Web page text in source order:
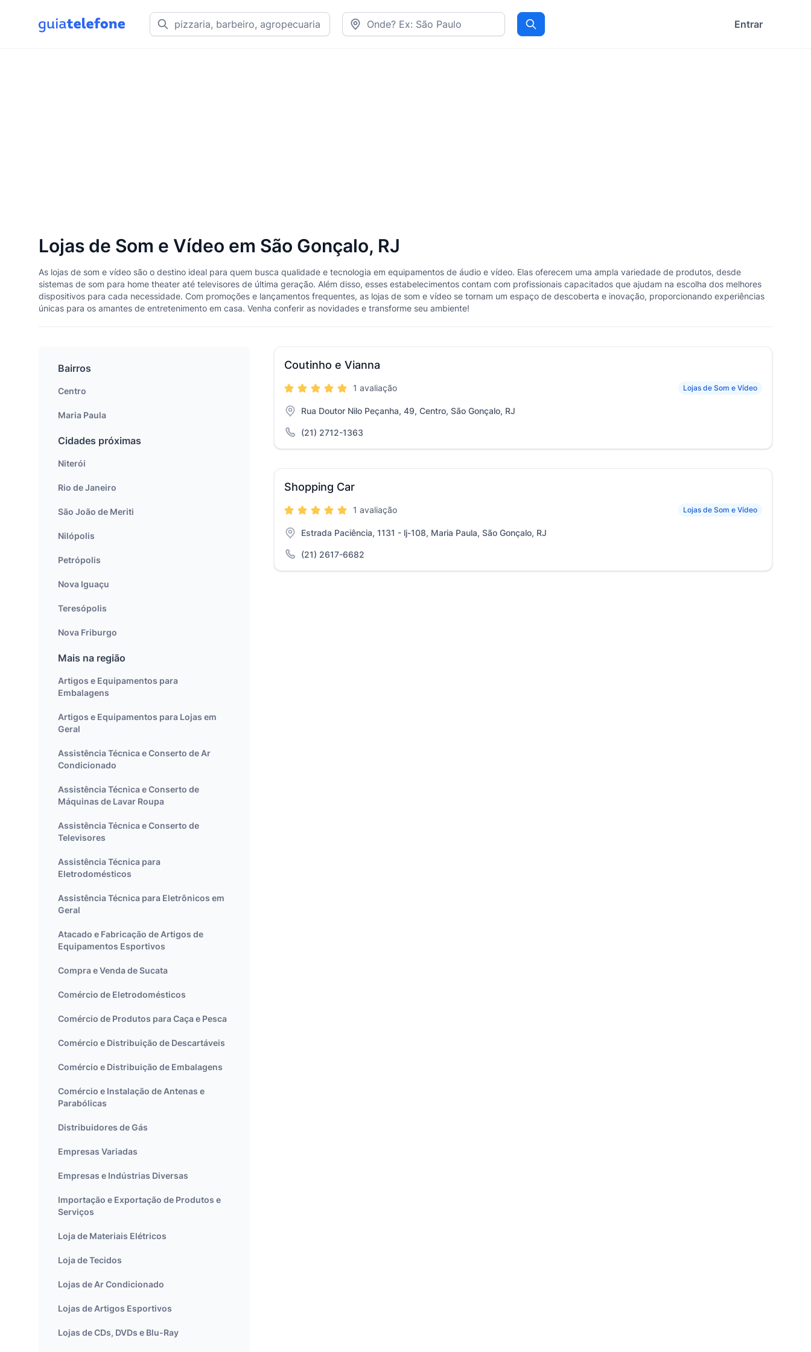
Procurar Entrar
Lojas de Som e Vídeo em São Gonçalo, RJ
As lojas de som e vídeo são o destino ideal para quem busca qualidade e tecnologia em equipamentos de áudio e vídeo. Elas oferecem uma ampla variedade de produtos, desde
sistemas de som para home theater até televisores de última geração. Além disso, esses estabelecimentos contam com profissionais capacitados que ajudam na escolha dos melhores
dispositivos para cada necessidade. Com promoções e lançamentos frequentes, as lojas de som e vídeo se tornam um espaço de descoberta e inovação, proporcionando experiências
únicas para os amantes de entretenimento em casa. Venha conferir as novidades e transforme seu ambiente!
Coutinho e Vianna
Lojas de Som e Vídeo
1 avaliação
Rua Doutor Nilo Peçanha, 49, Centro, São Gonçalo, RJ
(21) 2712-1363
Shopping Car
Lojas de Som e Vídeo
1 avaliação
Estrada Paciência, 1131 - lj-108, Maria Paula, São Gonçalo, RJ
(21) 2617-6682
Bairros
Centro
Maria Paula
Cidades próximas
Niterói
Rio de Janeiro
São João de Meriti
Nilópolis
Petrópolis
Nova Iguaçu
Teresópolis
Nova Friburgo
Mais na região
Artigos e Equipamentos para
Embalagens
Artigos e Equipamentos para Lojas em
Geral
Assistência Técnica e Conserto de Ar
Condicionado
Assistência Técnica e Conserto de
Máquinas de Lavar Roupa
Assistência Técnica e Conserto de
Televisores
Assistência Técnica para
Eletrodomésticos
Assistência Técnica para Eletrônicos em
Geral
Atacado e Fabricação de Artigos de
Equipamentos Esportivos
Compra e Venda de Sucata
Comércio de Eletrodomésticos
Comércio de Produtos para Caça e Pesca
Comércio e Distribuição de Descartáveis
Comércio e Distribuição de Embalagens
Comércio e Instalação de Antenas e
Parabólicas
Distribuidores de Gás
Empresas Variadas
Empresas e Indústrias Diversas
Importação e Exportação de Produtos e
Serviços
Loja de Materiais Elétricos
Loja de Tecidos
Lojas de Ar Condicionado
Lojas de Artigos Esportivos
Lojas de CDs, DVDs e Blu-Ray